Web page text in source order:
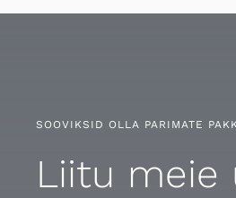
SOOVIKSID OLLA PARIMATE
Liitu meie